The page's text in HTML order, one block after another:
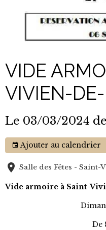
VIDE
VIVIEN-
Le 03/03/2024
Ajouter au calendrier
Salle des Fêtes -
Vide armoire à Saint-
De